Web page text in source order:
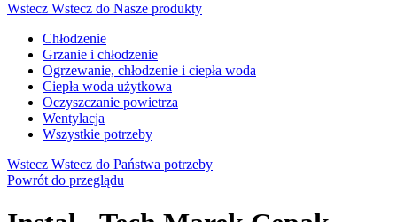
Wstecz Wstecz do Nasze produkty
Chłodzenie
Grzanie i chłodzenie
Ogrzewanie, chłodzenie i ciepła woda
Ciepła woda użytkowa
Oczyszczanie powietrza
Wentylacja
Wszystkie potrzeby
Wstecz Wstecz do Państwa potrzeby
Powrót do przeglądu